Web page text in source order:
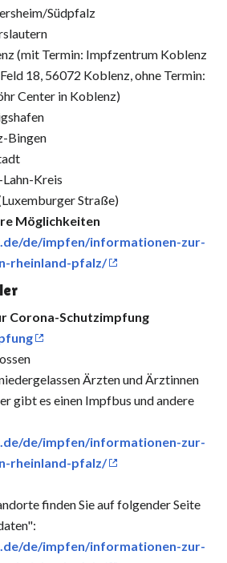
Südpfalz
(mit Termin: Impfzentrum Koblenz
18, 56072 Koblenz, ohne Termin:
Center in Koblenz)
Bingen
Kreis
Straße)
Möglichkeiten
de/impfen/informationen-zur-
rheinland-pfalz/
Corona-Schutzimpfung
Ärzten und Ärztinnen
gibt es einen Impfbus und andere
de/impfen/informationen-zur-
rheinland-pfalz/
finden Sie auf folgender Seite
de/impfen/informationen-zur-